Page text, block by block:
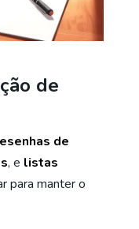
de
de
, e listas
para manter o